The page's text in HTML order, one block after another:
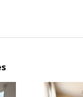
est d'accompagner